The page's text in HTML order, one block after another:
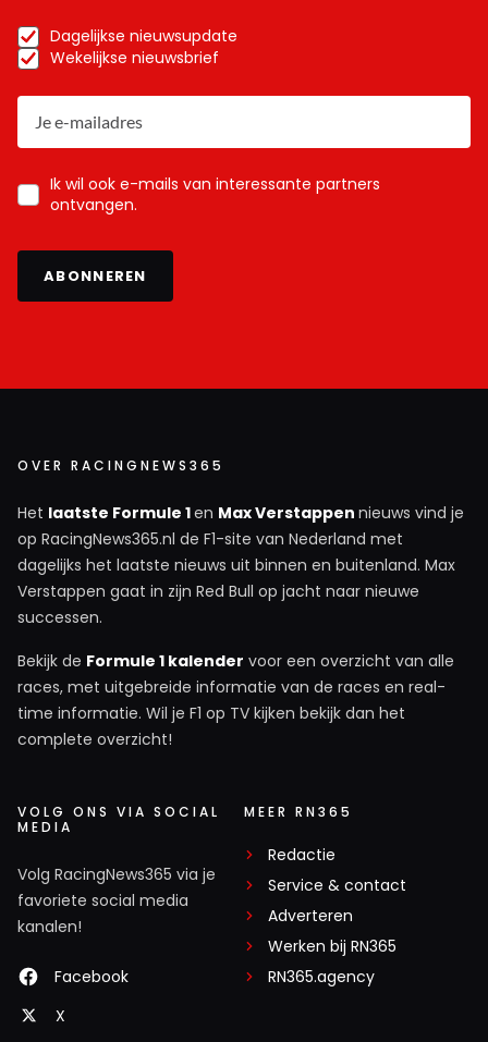
Dagelijkse nieuwsupdate
Wekelijkse nieuwsbrief
Ik wil ook e-mails van interessante partners
ontvangen.
ABONNEREN
OVER RACINGNEWS365
Het laatste Formule 1en Max Verstappen nieuws vind je
op RacingNews365.nl de F1-site van Nederland met
dagelijks het laatste nieuws uit binnen en buitenland. Max
Verstappen gaat in zijn Red Bull op jacht naar nieuwe
successen.
Bekijk de Formule 1 kalender voor een overzicht van alle
races, met uitgebreide informatie van de races en real-
time informatie. Wil je F1 op TV kijken bekijk dan het
complete overzicht!
VOLG ONS VIA SOCIAL
MEDIA
Volg RacingNews365 via je
favoriete social media
kanalen!
Facebook
X
MEER RN365
Redactie
Service & contact
Adverteren
Werken bij RN365
RN365.agency